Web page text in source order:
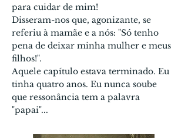
para cuidar de mim!
Disseram-nos que, agonizante, se
referiu à ma­mãe e a nós: "Só tenho
pena de deixar minha mulher e meus
filhos!".
Aquele capítulo estava terminado. Eu
tinha qua­tro anos. Eu nunca soube
que ressonância tem a palavra
"papai"...